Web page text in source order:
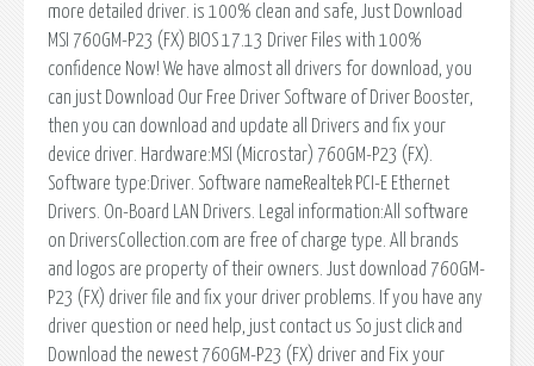
more detailed driver. is 100% clean and safe, Just Download
MSI 760GM-P23 (FX) BIOS 17.13 Driver Files with 100%
confidence Now! We have almost all drivers for download, you
can just Download Our Free Driver Software of Driver Booster,
then you can download and update all Drivers and fix your
device driver. Hardware:MSI (Microstar) 760GM-P23 (FX).
Software type:Driver. Software nameRealtek PCI-E Ethernet
Drivers. On-Board LAN Drivers. Legal information:All software
on DriversCollection.com are free of charge type. All brands
and logos are property of their owners. Just download 760GM-
P23 (FX) driver file and fix your driver problems. If you have any
driver question or need help, just contact us So just click and
Download the newest 760GM-P23 (FX) driver and Fix your